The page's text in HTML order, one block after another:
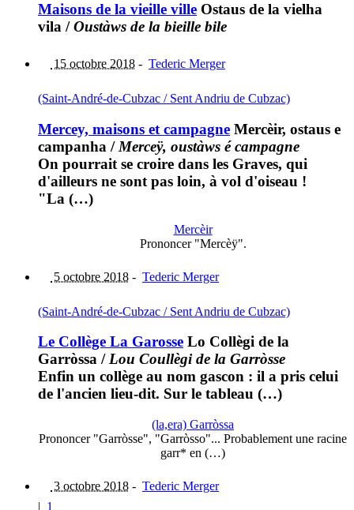
Maisons de la vieille ville Ostaus de la vielha
vila /Oustàws de la bieille bile
15 octobre 2018 - Tederic Merger
(Saint-André-de-Cubzac / Sent Andriu de Cubzac)
Mercey, maisons et campagne Mercèir, ostaus e
campanha / Merceÿ, oustàws é campagne
On pourrait se croire dans les Graves, qui
d'ailleurs ne sont pas loin, à vol d'oiseau !
"La (…)
Mercèir
Prononcer "Mercèÿ".
5 octobre 2018 - Tederic Merger
(Saint-André-de-Cubzac / Sent Andriu de Cubzac)
Le Collège La Garosse Lo Collègi de la
Garròssa /Lou Coullègi de la Garròsse
Enfin un collège au nom gascon : il a pris celui
de l'ancien lieu-dit. Sur le tableau (…)
(la,era) Garròssa
Prononcer "Garròsse", "Garròsso"... Probablement une racine
garr* en (…)
3 octobre 2018 - Tederic Merger
| 1